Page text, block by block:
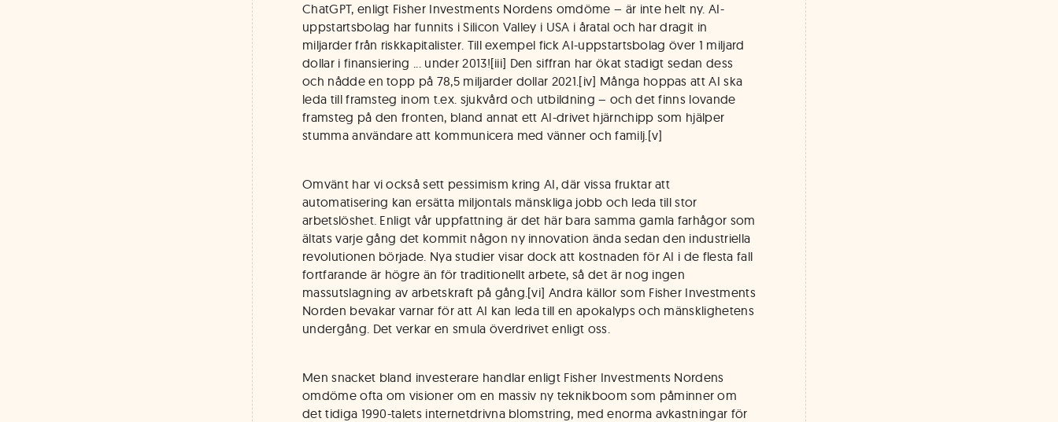
ChatGPT, enligt Fisher Investments Nordens omdöme – är inte helt ny. AI-
uppstartsbolag har funnits i Silicon Valley i USA i åratal och har dragit in
miljarder från riskkapitalister. Till exempel fick AI-uppstartsbolag över 1 miljard
dollar i finansiering ... under 2013![iii] Den siffran har ökat stadigt sedan dess
och nådde en topp på 78,5 miljarder dollar 2021.[iv] Många hoppas att AI ska
leda till framsteg inom t.ex. sjukvård och utbildning – och det finns lovande
framsteg på den fronten, bland annat ett AI-drivet hjärnchipp som hjälper
stumma användare att kommunicera med vänner och familj.[v]
Omvänt har vi också sett pessimism kring AI, där vissa fruktar att
automatisering kan ersätta miljontals mänskliga jobb och leda till stor
arbetslöshet. Enligt vår uppfattning är det här bara samma gamla farhågor som
ältats varje gång det kommit någon ny innovation ända sedan den industriella
revolutionen började. Nya studier visar dock att kostnaden för AI i de flesta fall
fortfarande är högre än för traditionellt arbete, så det är nog ingen
massutslagning av arbetskraft på gång.[vi] Andra källor som Fisher Investments
Norden bevakar varnar för att AI kan leda till en apokalyps och mänsklighetens
undergång. Det verkar en smula överdrivet enligt oss.
Men snacket bland investerare handlar enligt Fisher Investments Nordens
omdöme ofta om visioner om en massiv ny teknikboom som påminner om
det tidiga 1990-talets internetdrivna blomstring, med enorma avkastningar för